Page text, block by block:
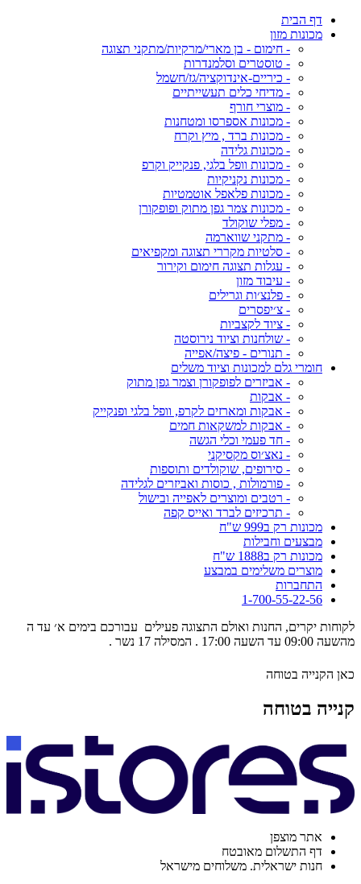
דף הבית
מכונות מזון
- חימום - בן מארי/מרקיות/מתקני תצוגה
- טוסטרים וסלמנדרות
- כיריים-אינדוקציה/גז/חשמל
- מדיחי כלים תעשייתיים
- מוצרי חורף
- מכונות אספרסו ומטחנות
- מכונות ברד , מיץ וקרח
- מכונות גלידה
- מכונות וופל בלגי, פנקייק וקרפ
- מכונות נקניקיות
- מכונות פלאפל אוטמטיות
- מכונות צמר גפן מתוק ופופקורן
- מפלי שוקולד
- מתקני שווארמה
- סלטיות מקררי תצוגה ומקפיאים
- עגלות תצוגה חימום וקירור
- עיבוד מזון
- פלנצ׳ות וגרילים
- צ׳יפסרים
- ציוד לקצביות
- שולחנות וציוד נירוסטה
- תנורים - פיצה/אפייה
חומרי גלם למכונות וציוד משלים
- אביזרים לפופקורן וצמר גפן מתוק
- אבקות
- אבקות ומארזים לקרפ, וופל בלגי ופנקייק
- אבקות למשקאות חמים
- חד פעמי וכלי הגשה
- נאצ׳וס מקסיקני
- סירופים, שוקולדים ותוספות
- פורמולות , כוסות ואביזרים לגלידה
- רטבים ומוצרים לאפייה ובישול
- תרכיזים לברד ואייס קפה
מכונות רק ב999 ש"ח
מבצעים וחבילות
מכונות רק ב1888 ש"ח
מוצרים משלימים במבצע
התחברות
1-700-55-22-56
לקוחות יקרים, החנות ואולם התצוגה פעילים עבורכם בימים א׳ עד ה
מהשעה 09:00 עד השעה 17:00 . המסילה 17 נשר .
כאן הקנייה בטוחה
קנייה בטוחה
אתר מוצפן
דף התשלום מאובטח
חנות ישראלית. משלוחים מישראל